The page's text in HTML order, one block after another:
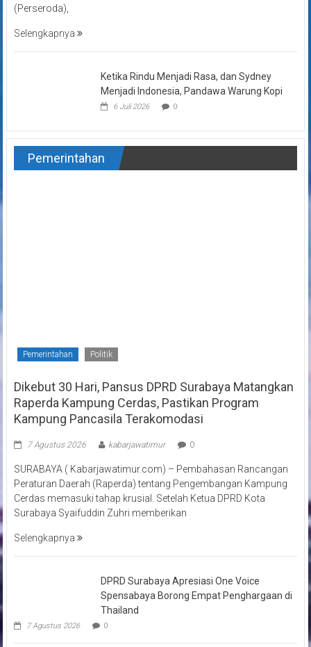
(Perseroda),
Selengkapnya
Ketika Rindu Menjadi Rasa, dan Sydney
Menjadi Indonesia, Pandawa Warung Kopi
6 Juli 2026 0
Pemerintahan
Pemerintahan Politik
Dikebut 30 Hari, Pansus DPRD Surabaya Matangkan
Raperda Kampung Cerdas, Pastikan Program
Kampung Pancasila Terakomodasi
7 Agustus 2026 kabarjawatimur 0
SURABAYA ( Kabarjawatimur.com) – Pembahasan Rancangan
Peraturan Daerah (Raperda) tentang Pengembangan Kampung
Cerdas memasuki tahap krusial. Setelah Ketua DPRD Kota
Surabaya Syaifuddin Zuhri memberikan
Selengkapnya
DPRD Surabaya Apresiasi One Voice
Spensabaya Borong Empat Penghargaan di
Thailand
7 Agustus 2026 0